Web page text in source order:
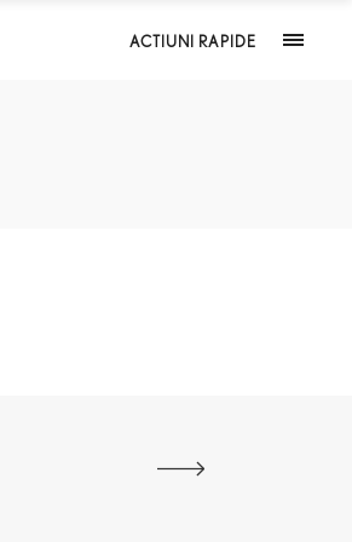
ACTIUNI RAPIDE